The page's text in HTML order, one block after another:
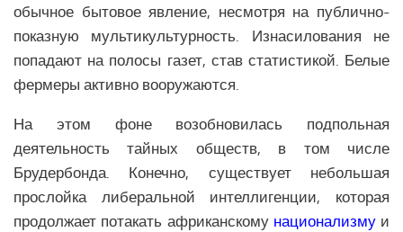
обычное бытовое явление, несмотря на публично-
показную мультикультурность. Изнасилования не
попадают на полосы газет, став статистикой. Белые
фермеры активно вооружаются.
На этом фоне возобновилась подпольная
деятельность тайных обществ, в том числе
Брудербонда. Конечно, существует небольшая
прослойка либеральной интеллигенции, которая
продолжает потакать африканскому национализмуи